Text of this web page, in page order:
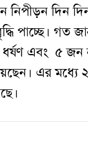
নিপীড়ন দিন
পাচ্ছে। গত
এবং ৫ জন
এর